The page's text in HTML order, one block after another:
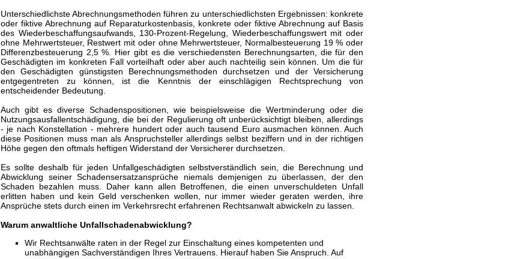
Unterschiedlichste Abrechnungsmethoden führen zu unterschiedlichsten Ergebnissen: konkrete
oder fiktive Abrechnung auf Reparaturkostenbasis, konkrete oder fiktive Abrechnung auf Basis
des Wiederbeschaffungsaufwands, 130-Prozent-Regelung, Wiederbeschaffungswert mit oder
ohne Mehrwertsteuer, Restwert mit oder ohne Mehrwertsteuer, Normalbesteuerung 19 % oder
Differenzbesteuerung 2,5 %. Hier gibt es die verschiedensten Berechnungsarten, die für den
Geschädigten im konkreten Fall vorteilhaft oder aber auch nachteilig sein können. Um die für
den Geschädigten günstigsten Berechnungsmethoden durchsetzen und der Versicherung
entgegentreten zu können, ist die Kenntnis der einschlägigen Rechtsprechung von
entscheidender Bedeutung.
Auch gibt es diverse Schadenspositionen, wie beispielsweise die Wertminderung oder die
Nutzungsausfallentschädigung, die bei der Regulierung oft unberücksichtigt bleiben, allerdings
- je nach Konstellation - mehrere hundert oder auch tausend Euro ausmachen können. Auch
diese Positionen muss man als Anspruchsteller allerdings selbst beziffern und in der richtigen
Höhe gegen den oftmals heftigen Widerstand der Versicherer durchsetzen.
Es sollte deshalb für jeden Unfallgeschädigten selbstverständlich sein, die Berechnung und
Abwicklung seiner Schadensersatzansprüche niemals demjenigen zu überlassen, der den
Schaden bezahlen muss. Daher kann allen Betroffenen, die einen unverschuldeten Unfall
erlitten haben und kein Geld verschenken wollen, nur immer wieder geraten werden, ihre
Ansprüche stets durch einen im Verkehrsrecht erfahrenen Rechtsanwalt abwickeln zu lassen.
Warum anwaltliche Unfallschadenabwicklung?
Wir Rechtsanwälte raten in der Regel zur Einschaltung eines kompetenten und
unabhängigen Sachverständigen Ihres Vertrauens. Hierauf haben Sie Anspruch. Auf